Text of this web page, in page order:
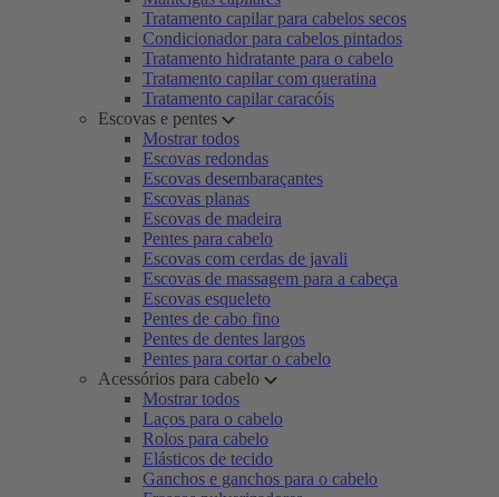
Tratamento capilar para cabelos secos
Condicionador para cabelos pintados
Tratamento hidratante para o cabelo
Tratamento capilar com queratina
Tratamento capilar caracóis
Escovas e pentes
Mostrar todos
Escovas redondas
Escovas desembaraçantes
Escovas planas
Escovas de madeira
Pentes para cabelo
Escovas com cerdas de javali
Escovas de massagem para a cabeça
Escovas esqueleto
Pentes de cabo fino
Pentes de dentes largos
Pentes para cortar o cabelo
Acessórios para cabelo
Mostrar todos
Laços para o cabelo
Rolos para cabelo
Elásticos de tecido
Ganchos e ganchos para o cabelo